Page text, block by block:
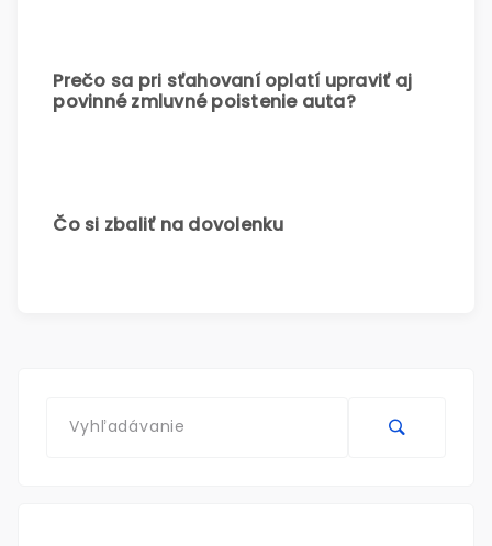
Prečo sa pri sťahovaní oplatí upraviť aj
povinné zmluvné poistenie auta?
Čo si zbaliť na dovolenku